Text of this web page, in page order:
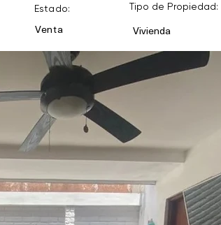
Estado:
Venta
Tipo de Propiedad:
Vivienda